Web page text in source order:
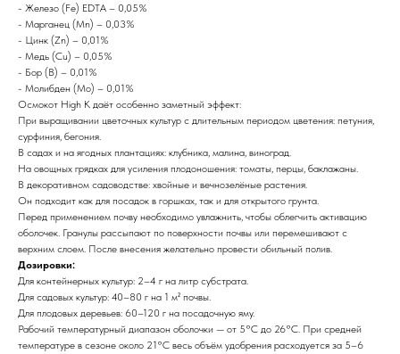
- Железо (Fe) EDTA – 0,05%
- Марганец (Mn) – 0,03%
- Цинк (Zn) – 0,01%
- Медь (Cu) – 0,05%
- Бор (B) – 0,01%
- Молибден (Mo) – 0,01%
Осмокот High K даёт особенно заметный эффект:
При выращивании цветочных культур с длительным периодом цветения: петуния,
сурфиния, бегония.
В садах и на ягодных плантациях: клубника, малина, виноград.
На овощных грядках для усиления плодоношения: томаты, перцы, баклажаны.
В декоративном садоводстве: хвойные и вечнозелёные растения.
Он подходит как для посадок в горшках, так и для открытого грунта.
Перед применением почву необходимо увлажнить, чтобы облегчить активацию
оболочек. Гранулы рассыпают по поверхности почвы или перемешивают с
верхним слоем. После внесения желательно провести обильный полив.
Дозировки:
Для контейнерных культур: 2–4 г на литр субстрата.
Для садовых культур: 40–80 г на 1 м² почвы.
Для плодовых деревьев: 60–120 г на посадочную яму.
Рабочий температурный диапазон оболочки — от 5°C до 26°C. При средней
температуре в сезоне около 21°C весь объём удобрения расходуется за 5–6